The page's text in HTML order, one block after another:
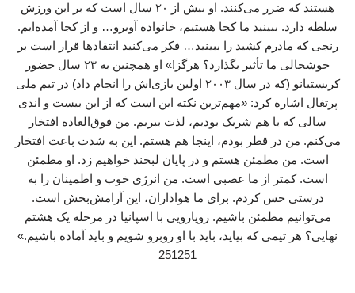
هستند که ضرر می‌کنند. او بیش از ۲۰ سال است که بر این ورزش
سلطه دارد. ببینید ما کجا هستیم، خانواده آویرو… و از کجا آمده‌ایم.
رنجی که مادرم کشید را ببینید… فکر می‌کنید انتقادها قرار است بر
خوشحالی ما تأثیر بگذارد؟ هرگز!» او همچنین به ۲۳ سال حضور
کریستیانو (که در سال ۲۰۰۳ اولین بازی‌اش را انجام داد) در تیم ملی
پرتغال اشاره کرد: «مهم‌ترین نکته این است که از این بیست و اندی
سالی که با هم شریک بودیم، لذت ببریم. من فوق‌العاده افتخار
می‌کنم. من در قطر بودم، اینجا هم هستم. این به شدت باعث افتخار
است. من مطمئن هستم و در پایان لبخند خواهیم زد. او مطمئن
است. کمتر از ما عصبی است. من انرژی خوب و اطمینان را به
درستی حس کردم. برای ما هواداران، این آرامش‌بخش است.
می‌توانیم مطمئن باشیم. رویارویی با اسپانیا در مرحله یک‌ هشتم
نهایی؟ هر تیمی که بیاید، باید با او روبرو شویم و باید آماده باشیم.»
251251